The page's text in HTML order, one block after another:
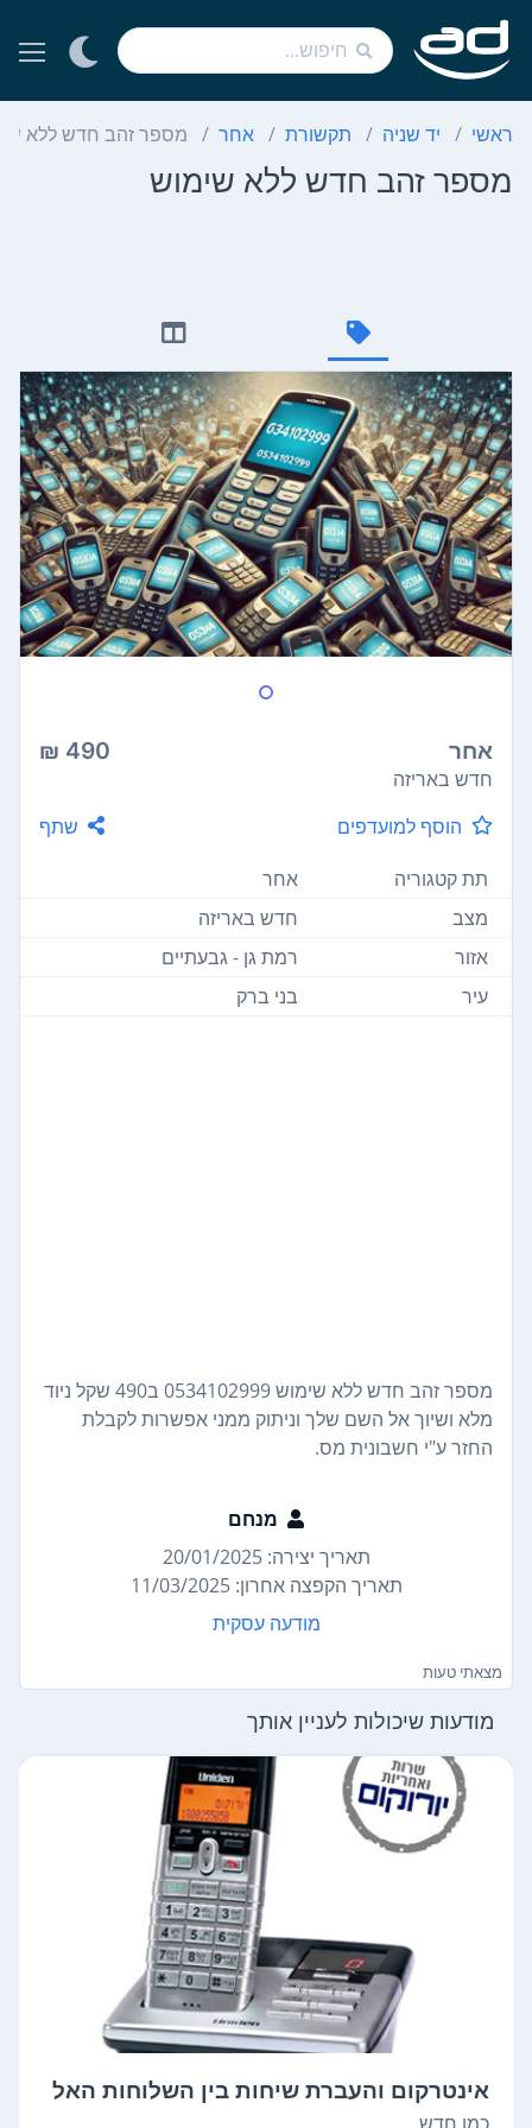
ראשי יד שניה תקשורת אחר מספר זהב חדש ללא
מספר זהב חדש ללא שימוש
אחר 490 ₪
חדש באריזה
הוסף למועדפים
שתף
תת קטגוריה
אחר
מצב
חדש באריזה
אזור
רמת גן - גבעתיים
עיר
בני ברק
מספר זהב חדש ללא שימוש 0534102999 ב490 שקל ניוד
מלא ושיוך אל השם שלך וניתוק ממני אפשרות לקבלת
החזר ע"י חשבונית מס.
מנחם
תאריך יצירה: 20/01/2025
תאריך הקפצה אחרון: 11/03/2025
מודעה עסקית
מצאתי טעות
מודעות שיכולות לעניין אותך
אינטרקום והעברת שיחות בין השלוחות האל
חוט...